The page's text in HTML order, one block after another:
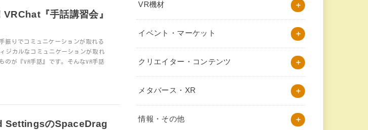
『手話講習会』
振りでコミュニケーションが取れる
ジカルなコミュニケーションが取れ
のが『VR手話』です。そんなVR手話
SettingsのSpaceDrag
VR機材
イベント・マーケット
クリエイター・コンテンツ
メタバース・XR
情報・その他